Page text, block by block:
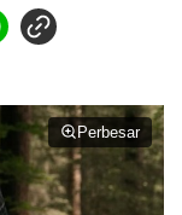
Perbesar